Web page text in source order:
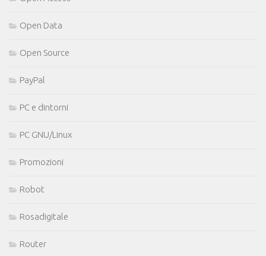
Open Data
Open Source
PayPal
PC e dintorni
PC GNU/Linux
Promozioni
Robot
Rosadigitale
Router